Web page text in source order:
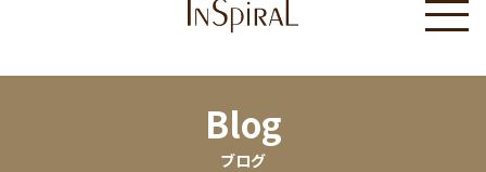
Blog
ブログ